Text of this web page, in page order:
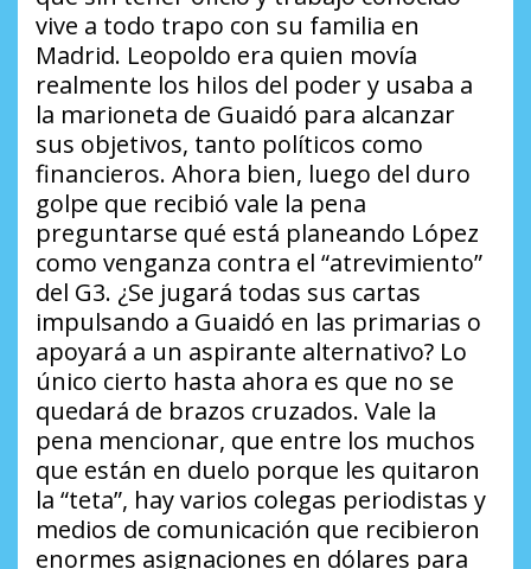
vive a todo trapo con su familia en
Madrid. Leopoldo era quien movía
realmente los hilos del poder y usaba a
la marioneta de Guaidó para alcanzar
sus objetivos, tanto políticos como
financieros. Ahora bien, luego del duro
golpe que recibió vale la pena
preguntarse qué está planeando López
como venganza contra el “atrevimiento”
del G3. ¿Se jugará todas sus cartas
impulsando a Guaidó en las primarias o
apoyará a un aspirante alternativo? Lo
único cierto hasta ahora es que no se
quedará de brazos cruzados. Vale la
pena mencionar, que entre los muchos
que están en duelo porque les quitaron
la “teta”, hay varios colegas periodistas y
medios de comunicación que recibieron
enormes asignaciones en dólares para